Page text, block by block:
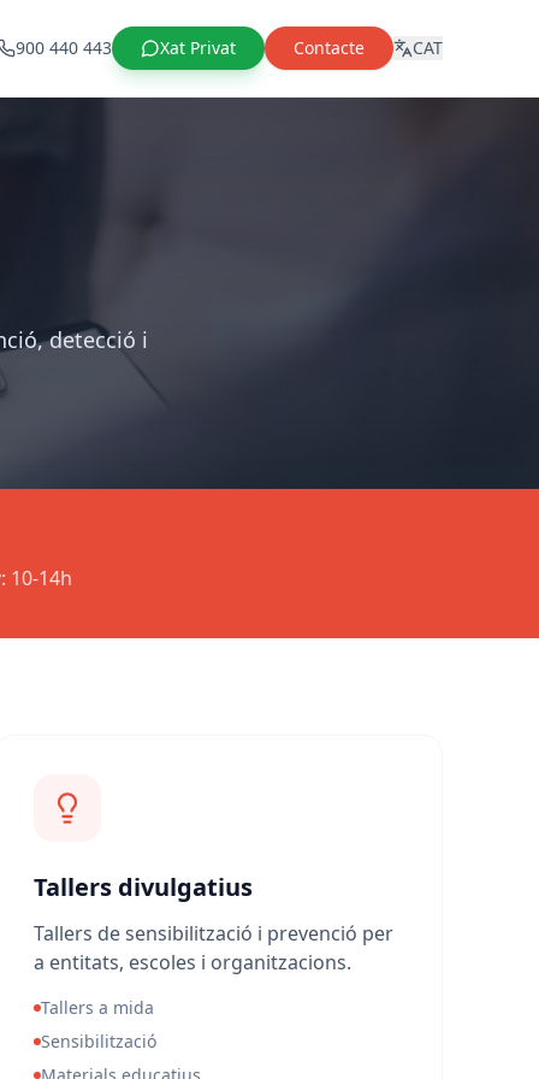
900 440 443 Xat Privat Contacte CAT
detecció i
10-14h
Tallers divulgatius
Tallers de sensibilització i prevenció per
a entitats, escoles i organitzacions.
Tallers a mida
Sensibilització